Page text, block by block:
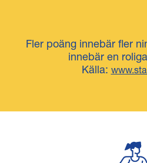
Fler poäng innebär fler
innebär en
Källa: